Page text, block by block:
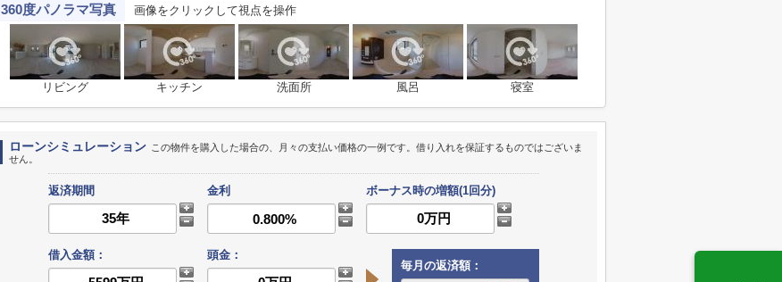
360度パノラマ写真 画像をクリックして視点を操作
リビング キッチン 洗面所 風呂 寝室
ローンシミュレーション この物件を購入した場合の、月々の支払い価格の一例です。借り入れを保証するものではございま
せん。
返済期間 金利 ボーナス時の増額(1回分)
借入金額：
頭金：
毎月の返済額：